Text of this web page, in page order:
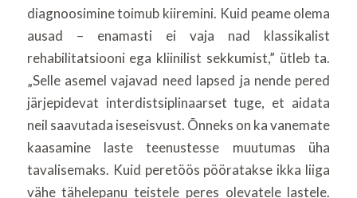
diagnoosimine toimub kiiremini. Kuid peame olema
ausad – enamasti ei vaja nad klassikalist
rehabilitatsiooni ega kliinilist sekkumist,” ütleb ta.
„Selle asemel vajavad need lapsed ja nende pered
järjepidevat interdistsiplinaarset tuge, et aidata
neil saavutada iseseisvust. Õnneks on ka vanemate
kaasamine laste teenustesse muutumas üha
tavalisemaks. Kuid peretöös pööratakse ikka liiga
vähe tähelepanu teistele peres olevatele lastele.